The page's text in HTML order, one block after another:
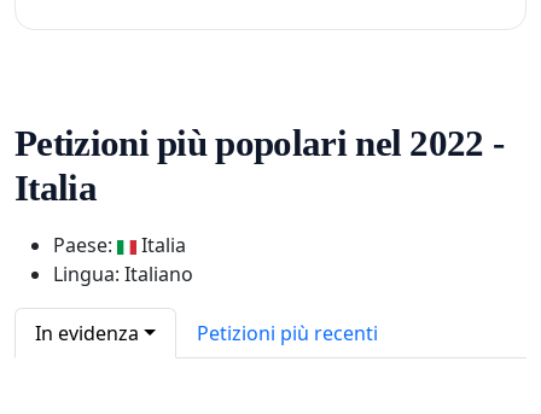
Petizioni più popolari nel 2022 -
Italia
Paese:
Italia
Lingua: Italiano
In evidenza Petizioni più recenti